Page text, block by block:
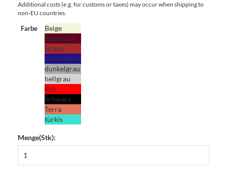
Additional costs (e.g. for customs or taxes) may occur when shipping to
non-EU countries.
Farbe
Beige
Bordeaux
Braun
Dunkelblau
dunkelgrau
hellgrau
Rot
Schwarz
Terra
türkis
Menge(Stk):
Clean